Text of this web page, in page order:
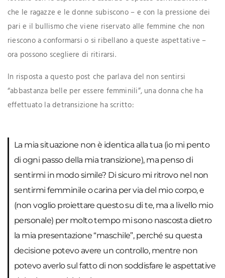
che le ragazze e le donne subiscono – e con la pressione dei
pari e il bullismo che viene riservato alle femmine che non
riescono a conformarsi o si ribellano a queste aspettative –
ora possono scegliere di ritirarsi.
In risposta a questo post che parlava del non sentirsi
“abbastanza belle per essere femminili”, una donna che ha
effettuato la detransizione ha scritto:
La mia situazione non è identica alla tua (io mi pento
di ogni passo della mia transizione), ma penso di
sentirmi in modo simile? Di sicuro mi ritrovo nel non
sentirmi femminile o carina per via del mio corpo, e
(non voglio proiettare questo su di te, ma a livello mio
personale) per molto tempo mi sono nascosta dietro
la mia presentazione “maschile”, perché su questa
decisione potevo avere un controllo, mentre non
potevo averlo sul fatto di non soddisfare le aspettative